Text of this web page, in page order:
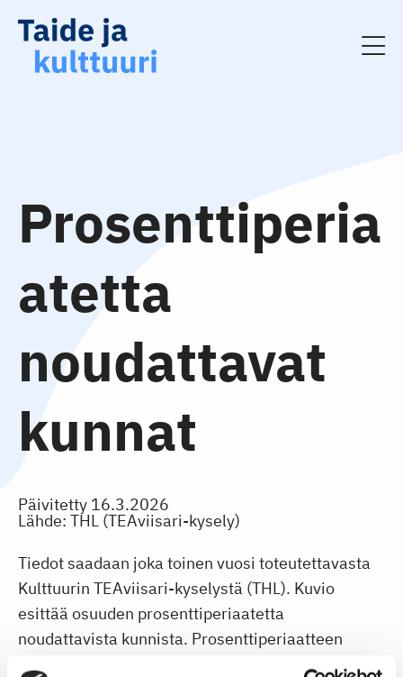
Prosenttiperia
atetta
noudattavat
kunnat
Päivitetty 16.3.2026
Lähde: THL (TEAviisari-kysely)
Tiedot saadaan joka toinen vuosi toteutettavasta
Kulttuurin TEAviisari-kyselystä (THL). Kuvio
esittää osuuden prosenttiperiaatetta
noudattavista kunnista. Prosenttiperiaatteen
tarkoituksena on, että vähintään yksi prosentti